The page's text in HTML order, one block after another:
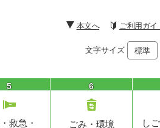
本文へ ご利用ガイ
文字サイズ 標準
5
救急・
6
ごみ・環境
し